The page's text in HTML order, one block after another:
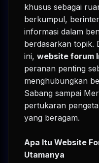
khusus sebagai
berkumpul,
informasi dalam
berdasarkan topik.
ini, website forum
peranan penting
menghubungkan
Sabang sampai
pertukaran
yang beragam.
Apa Itu Website
Utamanya